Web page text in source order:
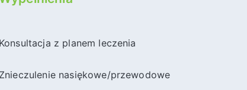
Konsultacja z planem leczenia
Znieczulenie nasiękowe/przewodowe